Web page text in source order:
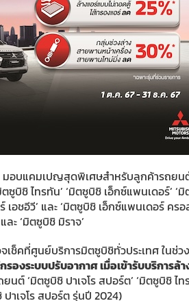
มอบแคมเปญสุดพิเศษสำหรับลูกค้ารถย
ซูบิชิ ไทรทัน’ ‘มิตซูบิชิ เอ็กซ์แพนเดอร์’ ‘
อชอีวี’ และ ‘มิตซูบิชิ เอ็กซ์แพนเดอร์ ครอ
ะ ‘มิตซูบิชิ มิราจ’
ช็คที่ศูนย์บริการมิตซูบิชิทั่วประเทศ ในช่
องระบบปรับอากาศ เมื่อเข้ารับบริการล้
ต์ ‘มิตซูบิชิ ปาเจโร สปอร์ต’ ‘มิตซูบิชิ ไท
าเจโร สปอร์ต รุ่นปี 2024)